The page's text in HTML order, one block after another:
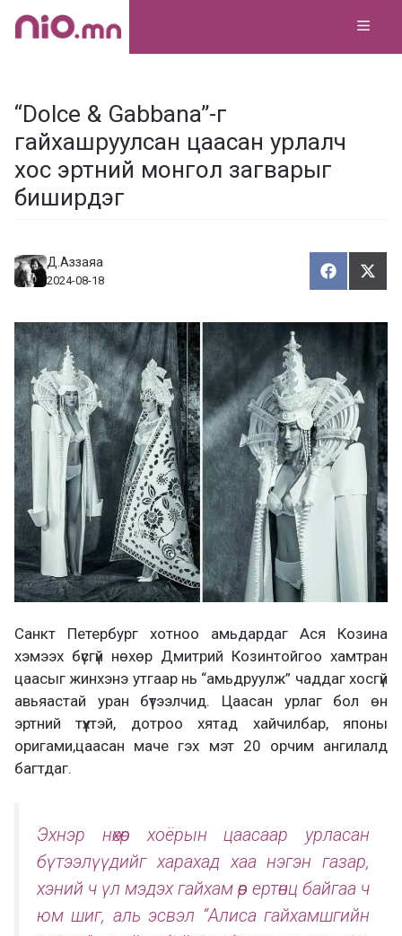
Skip
“Dolce & Gabbana”-г
гайхашруулсан цаасан урлалч
хос эртний монгол загварыг
биширдэг
Д.Аззаяа
2024-08-18
Х
у
а
л
ц
а
х
Т
э
х
Санкт Петербург хотноо амьдардаг Ася Козина
хэмээх бүсгүй нөхөр Дмитрий Козинтойгоо хамтран
цаасыг жинхэнэ утгаар нь “амьдруулж” чаддаг хосгүй
авьяастай уран бүтээлчид. Цаасан урлаг бол өн
эртний түүхтэй, дотроо хятад хайчилбар, японы
оригами,цаасан маче гэх мэт 20 орчим ангилалд
багтдаг.
Эхнэр нөхөр хоёрын цаасаар урласан
бүтээлүүдийг харахад хаа нэгэн газар,
хэний ч үл мэдэх гайхам өөр ертөнц байгаа ч
юм шиг, аль эсвэл “Алиса гайхамшгийн